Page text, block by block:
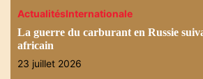
ActualitésInternationale
La guerre du carburant en Russie
africain
23 juillet 2026